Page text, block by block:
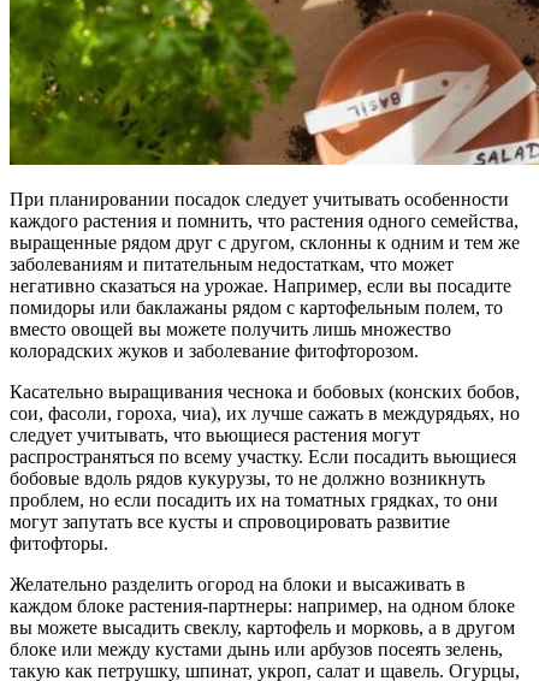
При планировании посадок следует учитывать особенности
каждого растения и помнить, что растения одного семейства,
выращенные рядом друг с другом, склонны к одним и тем же
заболеваниям и питательным недостаткам, что может
негативно сказаться на урожае. Например, если вы посадите
помидоры или баклажаны рядом с картофельным полем, то
вместо овощей вы можете получить лишь множество
колорадских жуков и заболевание фитофторозом.
Касательно выращивания чеснока и бобовых (конских бобов,
сои, фасоли, гороха, чиа), их лучше сажать в междурядьях, но
следует учитывать, что вьющиеся растения могут
распространяться по всему участку. Если посадить вьющиеся
бобовые вдоль рядов кукурузы, то не должно возникнуть
проблем, но если посадить их на томатных грядках, то они
могут запутать все кусты и спровоцировать развитие
фитофторы.
Желательно разделить огород на блоки и высаживать в
каждом блоке растения-партнеры: например, на одном блоке
вы можете высадить свеклу, картофель и морковь, а в другом
блоке или между кустами дынь или арбузов посеять зелень,
такую как петрушку, шпинат, укроп, салат и щавель. Огурцы,